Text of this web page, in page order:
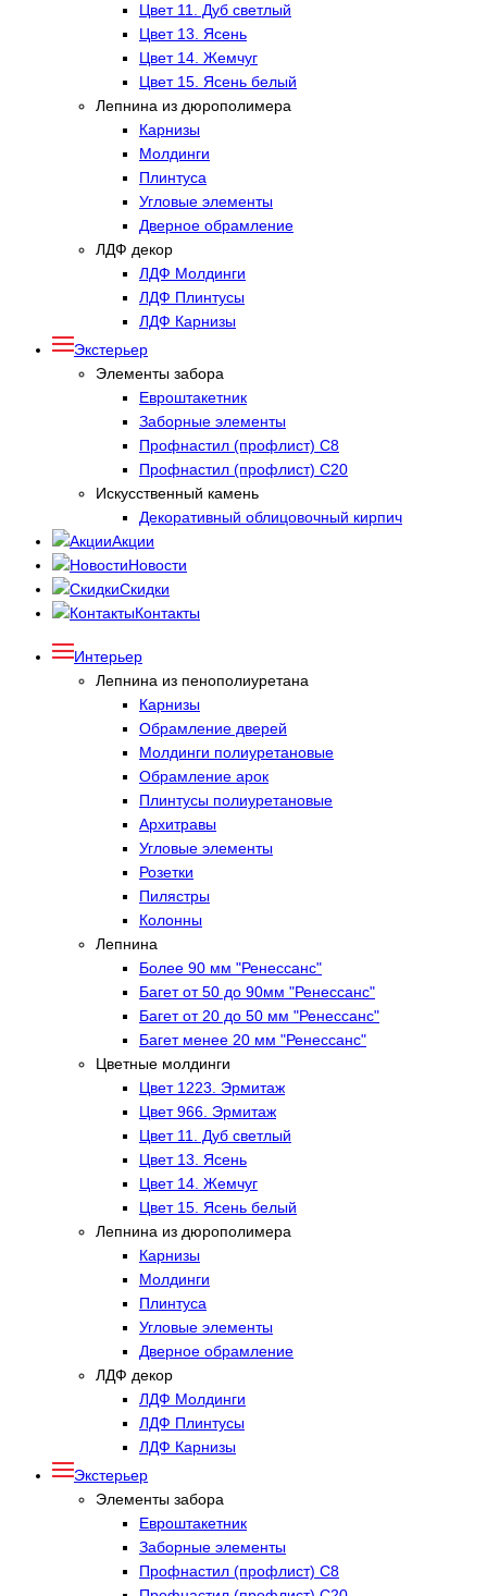
Цвет 11. Дуб светлый
Цвет 13. Ясень
Цвет 14. Жемчуг
Цвет 15. Ясень белый
Лепнина из дюрополимера
Карнизы
Молдинги
Плинтуса
Угловые элементы
Дверное обрамление
ЛДФ декор
ЛДФ Молдинги
ЛДФ Плинтусы
ЛДФ Карнизы
Экстерьер
Элементы забора
Евроштакетник
Заборные элементы
Профнастил (профлист) С8
Профнастил (профлист) С20
Искусственный камень
Декоративный облицовочный кирпич
Акции
Новости
Скидки
Контакты
Интерьер
Лепнина из пенополиуретана
Карнизы
Обрамление дверей
Молдинги полиуретановые
Обрамление арок
Плинтусы полиуретановые
Архитравы
Угловые элементы
Розетки
Пилястры
Колонны
Лепнина
Более 90 мм "Ренессанс"
Багет от 50 до 90мм "Ренессанс"
Багет от 20 до 50 мм "Ренессанс"
Багет менее 20 мм "Ренессанс"
Цветные молдинги
Цвет 1223. Эрмитаж
Цвет 966. Эрмитаж
Цвет 11. Дуб светлый
Цвет 13. Ясень
Цвет 14. Жемчуг
Цвет 15. Ясень белый
Лепнина из дюрополимера
Карнизы
Молдинги
Плинтуса
Угловые элементы
Дверное обрамление
ЛДФ декор
ЛДФ Молдинги
ЛДФ Плинтусы
ЛДФ Карнизы
Экстерьер
Элементы забора
Евроштакетник
Заборные элементы
Профнастил (профлист) С8